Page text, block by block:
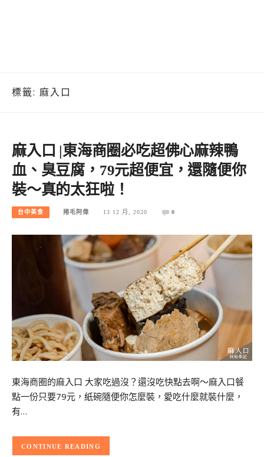
標籤: 麻入口
麻入口 |東海商圈必吃超佛心麻辣鴨
血、臭豆腐，79元超便宜，還隨便你
裝～真的太狂啦！
台中美食 捲毛阿偉 13 12 月, 2020 0
東海商圈的麻入口 大家吃過沒？還沒吃快點去啊～麻入口餐
點一份只要79元，紙碗隨便你怎麼裝，愛吃什麼就裝什麼，
有…
CONTINUE READING